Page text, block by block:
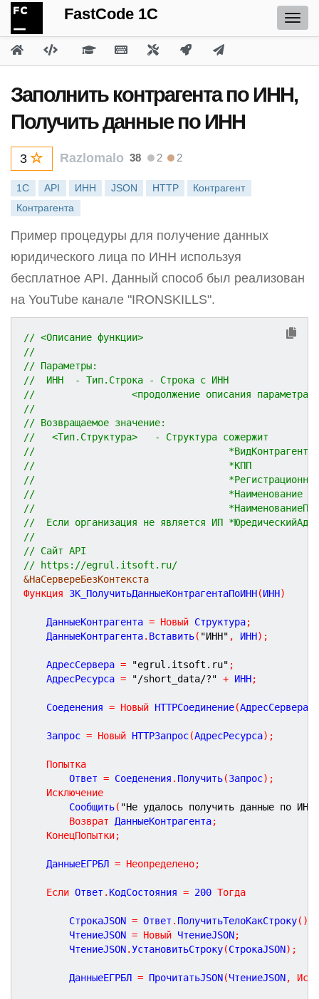
FastCode 1C
Заполнить контрагента по ИНН,
Получить данные по ИНН
3 Razlomalo 38 2 2
1С API ИНН JSON HTTP
Контрагент
Контрагента
Пример процедуры для получение данных
юридического лица по ИНН используя
бесплатное API. Данный способ был реализован
на YouTube канале "IRONSKILLS".
// <Описание функции>
//
// Параметры:
//  ИНН  - Тип.Строка - Строка с ИНН
//                 <продолжение описания параметра>
//
// Возвращаемое значение:
//   <Тип.Структура>   - Структура сожержит
//									*ВидКонтрагента
//									*КПП
//
//									*Наименование
//
//
// Сайт API
// https://egrul.itsoft.ru/
&НаСервереБезКонтекста
Функция
ЗК_ПолучитьДанныеКонтрагентаПоИНН(ИНН)
	ДанныеКонтрагента
= Новый Структура;
	ДанныеКонтрагента
. Вставить( "ИНН" , ИНН) ;
	АдресСервера
= "egrul.itsoft.ru" ;
	АдресРесурса
= "/short_data/?" + ИНН;
	Соеденения
= Новый HTTPСоединение(АдресСервера
	Запрос
= Новый HTTPЗапрос(АдресРесурса) ;
Попытка
		Ответ
= Соеденения . Получить(Запрос) ;
Исключение
		Сообщить
( "Не удалось получить данные по
Возврат ДанныеКонтрагента;
КонецПопытки;
	ДанныеЕГРБЛ
= Неопределено;
Если Ответ . КодСостояния = 200 Тогда
		СтрокаJSON
= Ответ . ПолучитьТелоКакСтроку( )
		ЧтениеJSON
= Новый ЧтениеJSON;
		ЧтениеJSON
.УстановитьСтроку(СтрокаJSON) ;
		ДанныеЕГРБЛ
= ПрочитатьJSON(ЧтениеJSON,